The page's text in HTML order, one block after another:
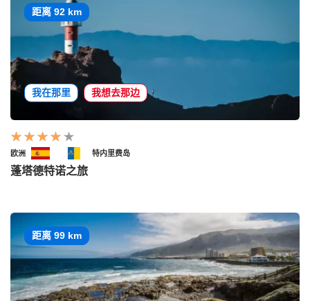
距离 92 km
我在那里 我想去那边
欧洲 特内里费岛
蓬塔德特诺之旅
距离 99 km